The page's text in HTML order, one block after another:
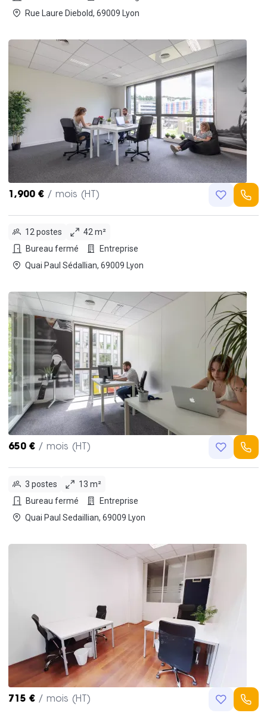
Rue Laure Diebold, 69009 Lyon
1,900 € / mois (HT)
12 postes
42 m²
Bureau fermé
Entreprise
Quai Paul Sédallian, 69009 Lyon
650 € / mois (HT)
3 postes
13 m²
Bureau fermé
Entreprise
Quai Paul Sedaillian, 69009 Lyon
715 € / mois (HT)